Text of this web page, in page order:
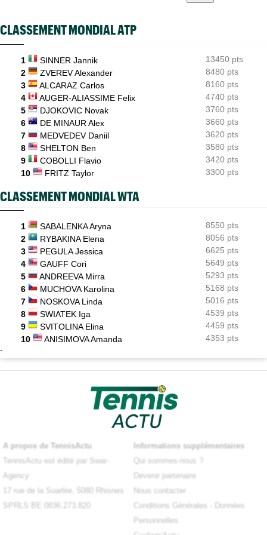
08:00
ATP - Montréal
João Fonseca répond aux critiques : "Le circuit est éprouvant"
07:10
ATP - Cincinnati
Jannik Sinner gêné au genou... inquiétude avant Cincinnati
CLASSEMENT MONDIAL ATP
1 SINNER Jannik
13450 pts
2
ZVEREV Alexander
8480 pts
3
ALCARAZ Carlos
8160 pts
4
AUGER-ALIASSIME Felix
4740 pts
5
DJOKOVIC Novak
3760 pts
6
DE MINAUR Alex
3660 pts
7
MEDVEDEV Daniil
3620 pts
8
SHELTON Ben
3580 pts
9
COBOLLI Flavio
3420 pts
10
FRITZ Taylor 3300 pts
CLASSEMENT MONDIAL WTA
1 SABALENKA Aryna
8550 pts
2
RYBAKINA Elena
8056 pts
3
PEGULA Jessica
6625 pts
4
GAUFF Cori
5649 pts
5
ANDREEVA Mirra
5293 pts
6
MUCHOVA Karolina
5168 pts
7
NOSKOVA Linda
5016 pts
8
SWIATEK Iga
4539 pts
9
SVITOLINA Elina
4459 pts
10
ANISIMOVA Amanda 4353 pts
-
A propos de TennisActu
TennisActu est édité par Swar-
Agency
17 rue de la Suarlée, 5080 Rhisnes
SPRLS BE 0836.273.820
Informations supplémentaires
Qui sommes-nous ?
Devenir partenaire
Nous contacter
Conditions Générales
Données
Personnelles